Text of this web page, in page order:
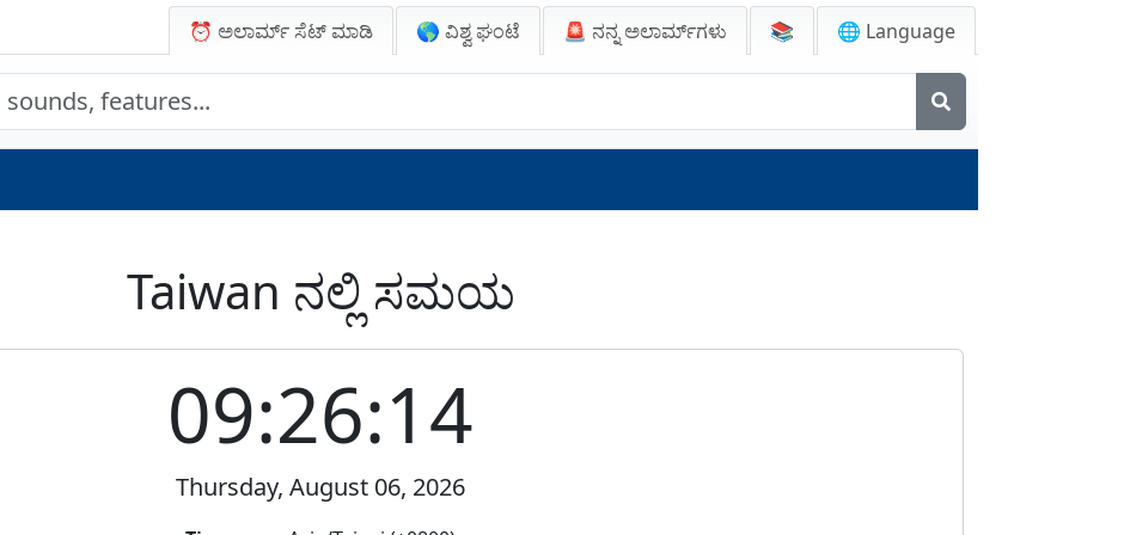
⏰ ಅಲಾರ್ಮ್ ಸೆಟ್ ಮಾಡಿ 🌎 ವಿಶ್ವ ಘಂಟೆ 🚨 ನನ್ನ ಅಲಾರ್ಮ್‌ಗಳು 📚 🌐 Language
Taiwan ನಲ್ಲಿ ಸಮಯ
09:26:14
Thursday, August 06, 2026